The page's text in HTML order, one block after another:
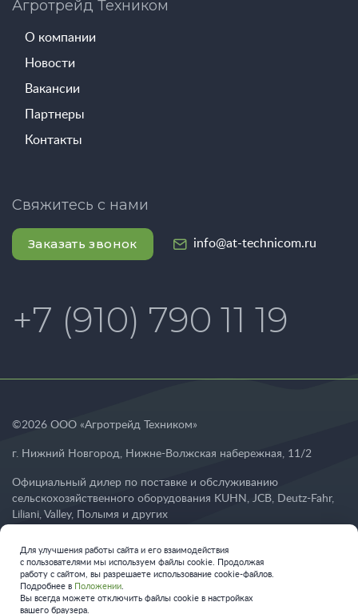
Агротрейд Техником
О компании
Новости
Вакансии
Партнеры
Контакты
Свяжитесь с нами
Заказать звонок info@at-technicom.ru
+7 (910) 790 11 19
©2026 ООО «Агротрейд Техником»
г. Нижний Новгород, Нижне-Волжская набережная, 11/2
Официальный дилер по поставке и обслуживанию
сельскохозяйственного оборудования KUHN, JCB, Deutz-Fahr,
Liliani, Valley, Полымя и других
Обработка персональных данных
Политика конфиденциальности
Политика оператора в отношении обработки персональных
Для улучшения работы сайта и его взаимодействия
с пользователями мы используем файлы cookie. Продолжая
работу с сайтом, вы разрешаете использование cookie-файлов.
Подробнее в Положении
Вы всегда можете отключить файлы cookie в настройках
вашего браузера.